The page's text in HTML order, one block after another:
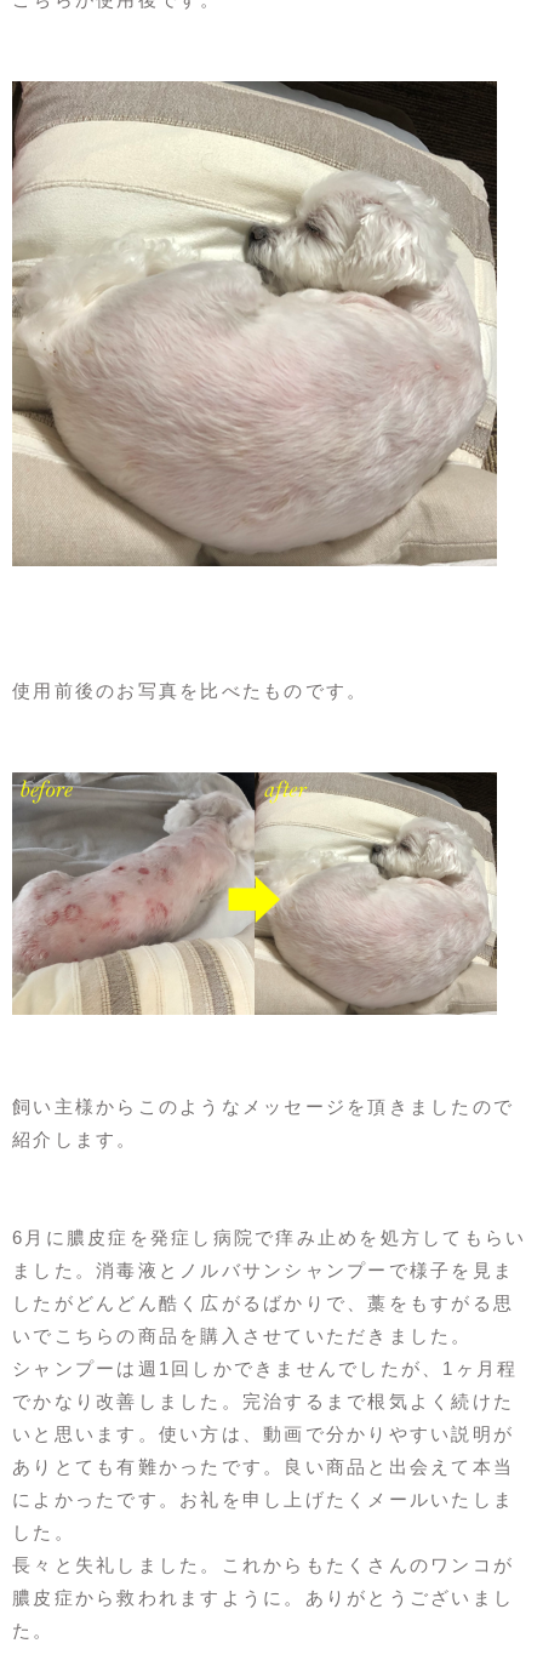
使用前後のお写真を比べたものです。
飼い主様からこのようなメッセージを頂きましたので
紹介します。
6月に膿皮症を発症し病院で痒み止めを処方してもらい
ました。消毒液とノルバサンシャンプーで様子を見ま
したがどんどん酷く広がるばかりで、藁をもすがる思
いでこちらの商品を購入させていただきました。
シャンプーは週1回しかできませんでしたが、1ヶ月程
でかなり改善しました。完治するまで根気よく続けた
いと思います。使い方は、動画で分かりやすい説明が
ありとても有難かったです。良い商品と出会えて本当
によかったです。お礼を申し上げたくメールいたしま
した。
長々と失礼しました。これからもたくさんのワンコが
膿皮症から救われますように。ありがとうございまし
た。